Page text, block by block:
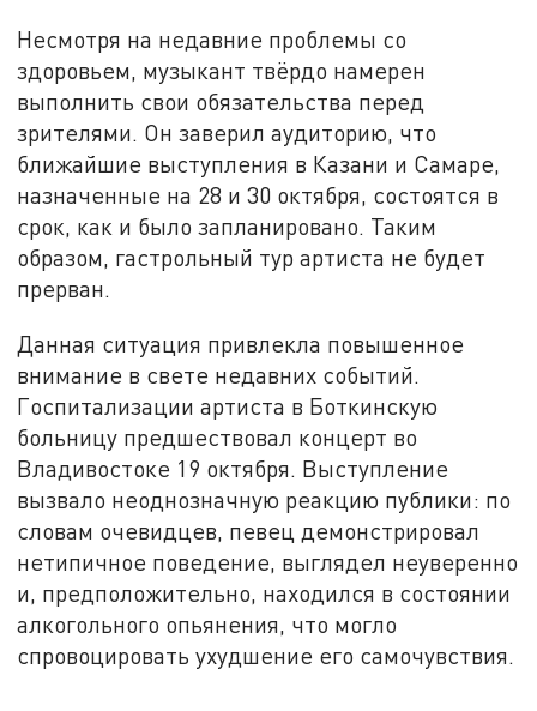
Несмотря на недавние проблемы со
здоровьем, музыкант твёрдо намерен
выполнить свои обязательства перед
зрителями. Он заверил аудиторию, что
ближайшие выступления в Казани и Самаре,
назначенные на 28 и 30 октября, состоятся в
срок, как и было запланировано. Таким
образом, гастрольный тур артиста не будет
прерван.
Данная ситуация привлекла повышенное
внимание в свете недавних событий.
Госпитализации артиста в Боткинскую
больницу предшествовал концерт во
Владивостоке 19 октября. Выступление
вызвало неоднозначную реакцию публики: по
словам очевидцев, певец демонстрировал
нетипичное поведение, выглядел неуверенно
и, предположительно, находился в состоянии
алкогольного опьянения, что могло
спровоцировать ухудшение его самочувствия.